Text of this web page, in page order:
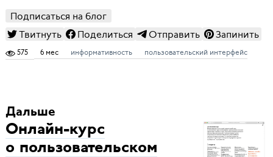
Подписаться на блог
Твитнуть
Поделиться Отправить Запинить
575 6 мес информативность пользовательский интерфейс
Дальше
Онлайн-курс
о пользовательском